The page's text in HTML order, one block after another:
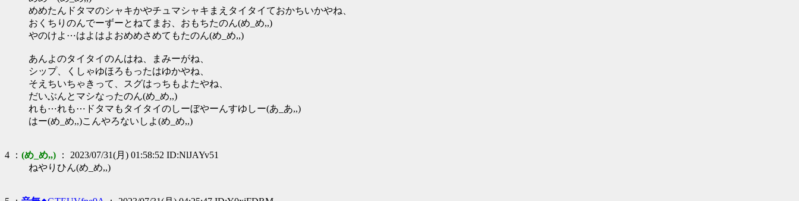
めめたんドタマのシャキかやチュマシャキまえタイタイておかちいかやね、
おくちりのんでーずーとねてまお、おもちたのん(め_め,,)
やのけよ⋯はよはよおめめさめてもたのん(め_め,,)
あんよのタイタイのんはね、まみーがね、
シップ、くしゃゆほろもったはゆかやね、
そえちいちゃきって、スグはっちもよたやね、
だいぶんとマシなったのん(め_め,,)
れも⋯れも⋯ドタマもタイタイのしーぼやーんすゆしー(あ_あ,,)
はー(め_め,,)こんやろないしよ(め_め,,)
4 ： (め_め,,) ： 2023/07/31(月) 01:58:52 ID:NlJAYv51
ねやりひん(め_め,,)